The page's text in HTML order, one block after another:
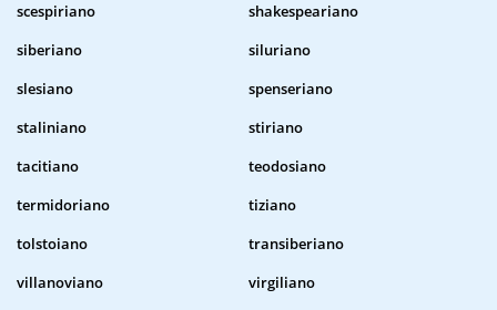
scespiriano
shakespeariano
siberiano
siluriano
slesiano
spenseriano
staliniano
stiriano
tacitiano
teodosiano
termidoriano
tiziano
tolstoiano
transiberiano
villanoviano
virgiliano